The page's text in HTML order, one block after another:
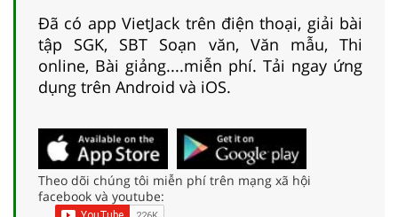
Đã có app VietJack trên điện thoại, giải bài
tập SGK, SBT Soạn văn, Văn mẫu, Thi
online, Bài giảng....miễn phí. Tải ngay ứng
dụng trên Android và iOS.
Theo dõi chúng tôi miễn phí trên mạng xã hội
facebook và youtube: